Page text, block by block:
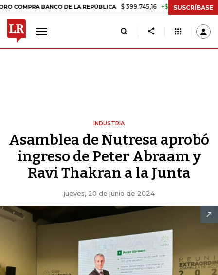
BANCO DE LA REPÚBLICA $ 399.745,16 +$ 2.295,71 +0,58%
SUSCRÍBASE
INDUSTRIA
Asamblea de Nutresa aprobó
ingreso de Peter Abraam y
Ravi Thakran a la Junta
jueves, 20 de junio de 2024